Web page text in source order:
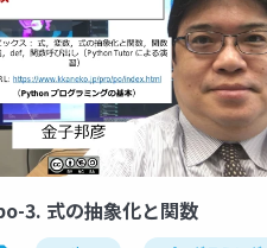
3. 式の抽象化と関数